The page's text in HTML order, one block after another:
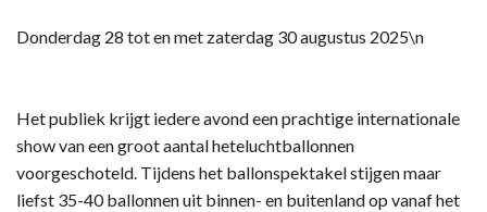
Donderdag 28 tot en met zaterdag 30 augustus 2025\n
Het publiek krijgt iedere avond een prachtige internationale
show van een groot aantal heteluchtballonnen
voorgeschoteld. Tijdens het ballonspektakel stijgen maar
liefst 35-40 ballonnen uit binnen- en buitenland op vanaf het